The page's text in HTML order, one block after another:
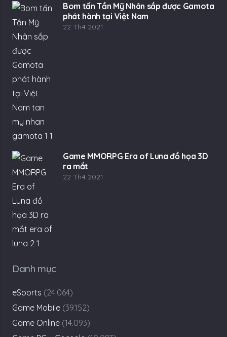
Bom tấn Tần Mỹ Nhân sắp được Gamota
phát hành tại Việt Nam
22 Th4 2021
Game MMORPG Era of Luna đồ họa 3D
ra mắt
22 Th4 2021
Danh mục
eSports (24.064)
Game Mobile (39.152)
Game Online (14.093)